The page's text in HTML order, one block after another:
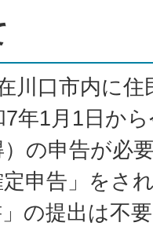
川口市内に住
年1月1日か
の申告が必
申告」をさ
の提出は不